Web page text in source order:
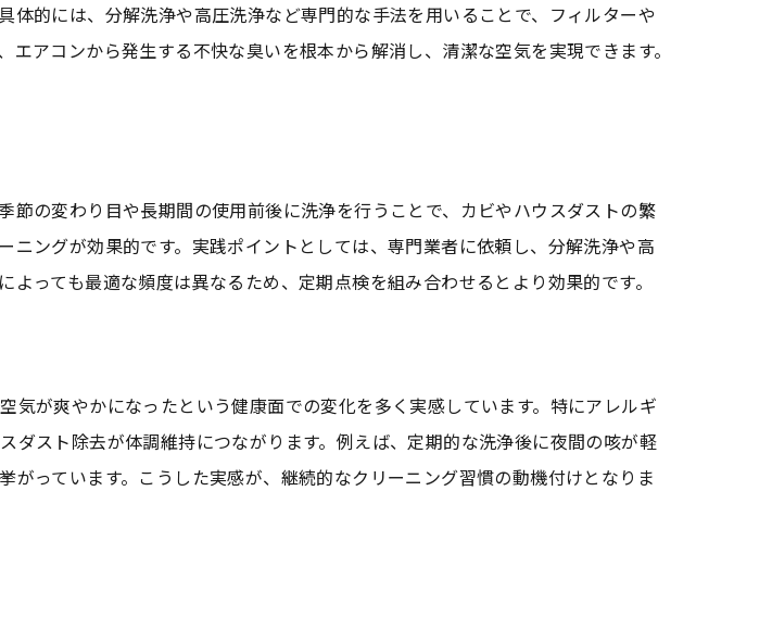
限に活かすエアコン利用術
電気代を抑える方法
選ぶクリーニング活用術
コンクリーニング業者の選び方
ニング業者選びで重視すべき点
る洗浄サービスの見つけ方
的には、分解洗浄や高圧洗浄など専門的な手法を用いることで、フィルターや
アコンから発生する不快な臭いを根本から解消し、清潔な空気を実現できます。
の変わり目や長期間の使用前後に洗浄を行うことで、カビやハウスダストの繁
ングが効果的です。実践ポイントとしては、専門業者に依頼し、分解洗浄や高
っても最適な頻度は異なるため、定期点検を組み合わせるとより効果的です。
が爽やかになったという健康面での変化を多く実感しています。特にアレルギ
スト除去が体調維持につながります。例えば、定期的な洗浄後に夜間の咳が軽
っています。こうした実感が、継続的なクリーニング習慣の動機付けとなりま